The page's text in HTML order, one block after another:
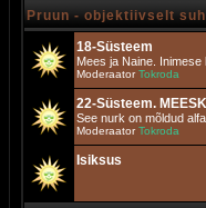
Pruun - objektiivselt
18-Süsteem
Mees ja Naine. Inimese
ModeraatorTokroda
22-Süsteem.
See nurk on mõldud
ModeraatorTokroda
Isiksus